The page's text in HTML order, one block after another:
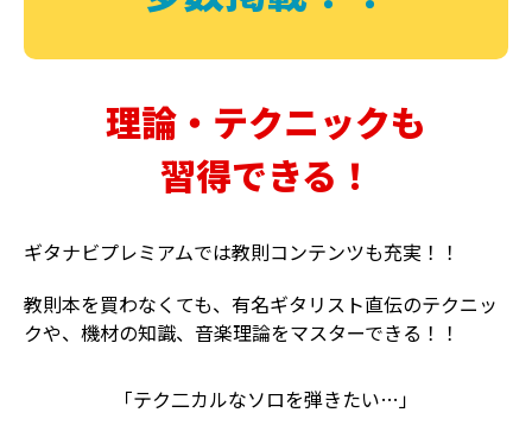
理論・テクニックも
習得できる！
ギタナビプレミアムでは教則コンテンツも充実！！
教則本を買わなくても、有名ギタリスト直伝のテクニッ
クや、機材の知識、音楽理論をマスターできる！！
「テク二カルなソロを弾きたい…」